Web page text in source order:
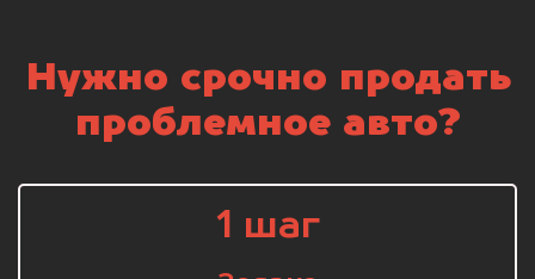
Нужно срочно продать
проблемное авто?
1 шаг